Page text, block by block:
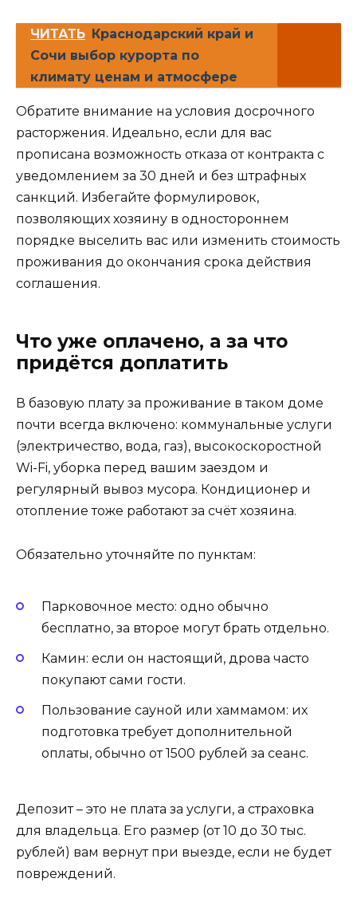
ЧИТАТЬ Краснодарский край и
Сочи выбор курорта по
климату ценам и атмосфере
Обратите внимание на условия досрочного
расторжения. Идеально, если для вас
прописана возможность отказа от контракта с
уведомлением за 30 дней и без штрафных
санкций. Избегайте формулировок,
позволяющих хозяину в одностороннем
порядке выселить вас или изменить стоимость
проживания до окончания срока действия
соглашения.
Что уже оплачено, а за что
придётся доплатить
В базовую плату за проживание в таком доме
почти всегда включено: коммунальные услуги
(электричество, вода, газ), высокоскоростной
Wi-Fi, уборка перед вашим заездом и
регулярный вывоз мусора. Кондиционер и
отопление тоже работают за счёт хозяина.
Обязательно уточняйте по пунктам:
Парковочное место: одно обычно
бесплатно, за второе могут брать отдельно.
Камин: если он настоящий, дрова часто
покупают сами гости.
Пользование сауной или хаммамом: их
подготовка требует дополнительной
оплаты, обычно от 1500 рублей за сеанс.
Депозит – это не плата за услуги, а страховка
для владельца. Его размер (от 10 до 30 тыс.
рублей) вам вернут при выезде, если не будет
повреждений.